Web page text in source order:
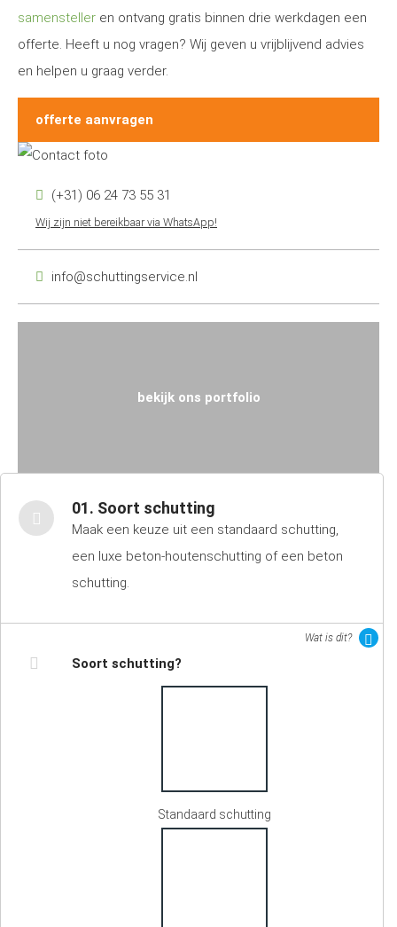
samensteller en ontvang gratis binnen drie werkdagen een
offerte. Heeft u nog vragen? Wij geven u vrijblijvend advies
en helpen u graag verder.
offerte aanvragen
(+31) 06 24 73 55 31
Wij zijn niet bereikbaar via WhatsApp!
info@schuttingservice.nl
bekijk ons portfolio
01. Soort schutting
Maak een keuze uit een standaard schutting,
een luxe beton-houtenschutting of een beton
schutting.
Wat is dit?
Soort schutting?
Standaard schutting